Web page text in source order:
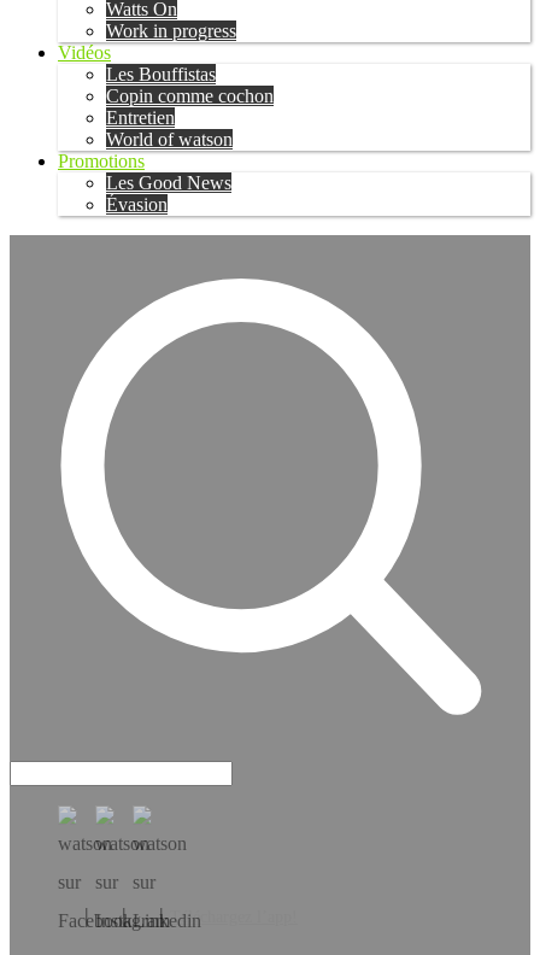
Watts On
Work in progress
Vidéos
Les Bouffistas
Copin comme cochon
Entretien
World of watson
Promotions
Les Good News
Évasion
Téléchargez l’app!